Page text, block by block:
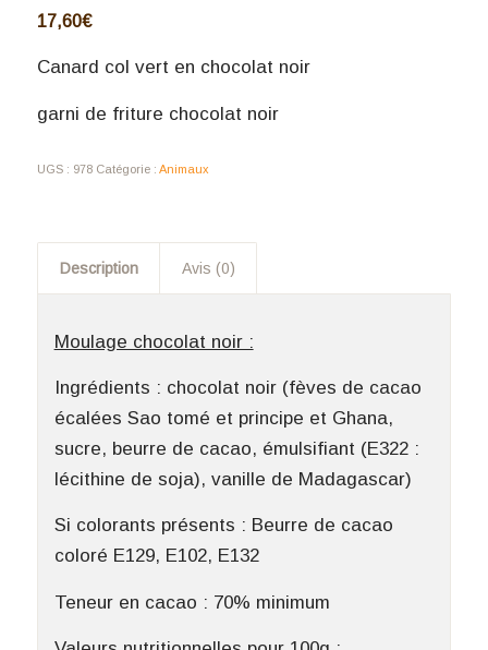
17,60€
Canard col vert en chocolat noir
garni de friture chocolat noir
UGS : 978 Catégorie : Animaux
Description Avis (0)
Moulage chocolat noir :
Ingrédients : chocolat noir (fèves de cacao
écalées Sao tomé et principe et Ghana,
sucre, beurre de cacao, émulsifiant (E322 :
lécithine de soja), vanille de Madagascar)
Si colorants présents : Beurre de cacao
coloré E129, E102, E132
Teneur en cacao : 70% minimum